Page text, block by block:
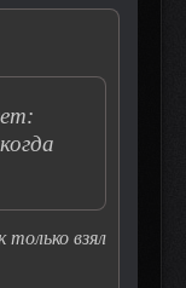
только взял